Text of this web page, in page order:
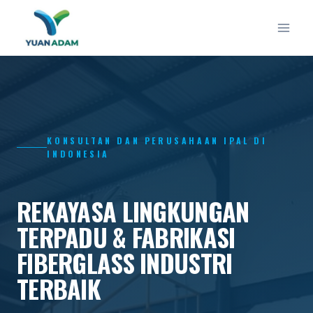
content
KONSULTAN DAN PERUSAHAAN IPAL DI
INDONESIA
REKAYASA LINGKUNGAN
TERPADU & FABRIKASI
FIBERGLASS INDUSTRI
TERBAIK